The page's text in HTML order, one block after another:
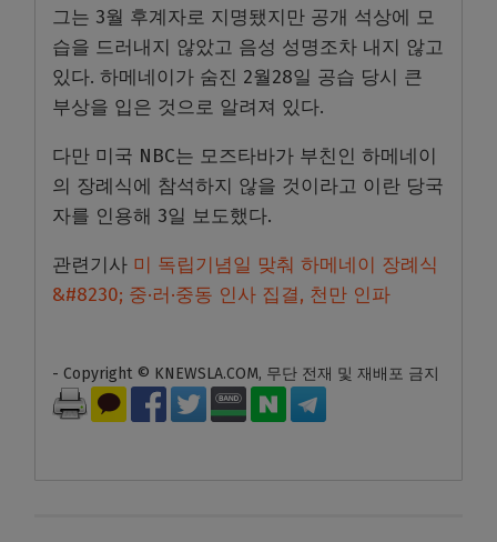
그는 3월 후계자로 지명됐지만 공개 석상에 모
습을 드러내지 않았고 음성 성명조차 내지 않고
있다. 하메네이가 숨진 2월28일 공습 당시 큰
부상을 입은 것으로 알려져 있다.
다만 미국 NBC는 모즈타바가 부친인 하메네이
의 장례식에 참석하지 않을 것이라고 이란 당국
자를 인용해 3일 보도했다.
관련기사 미 독립기념일 맞춰 하메네이 장례식
&#8230; 중·러·중동 인사 집결, 천만 인파
- Copyright © KNEWSLA.COM, 무단 전재 및 재배포 금지